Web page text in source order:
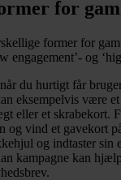
for
former for
engagement’- og
du hurtigt får
eksempelvis være
eller et skrabekort.
og vind et gavekort
og indtaster sin
kampagne kan